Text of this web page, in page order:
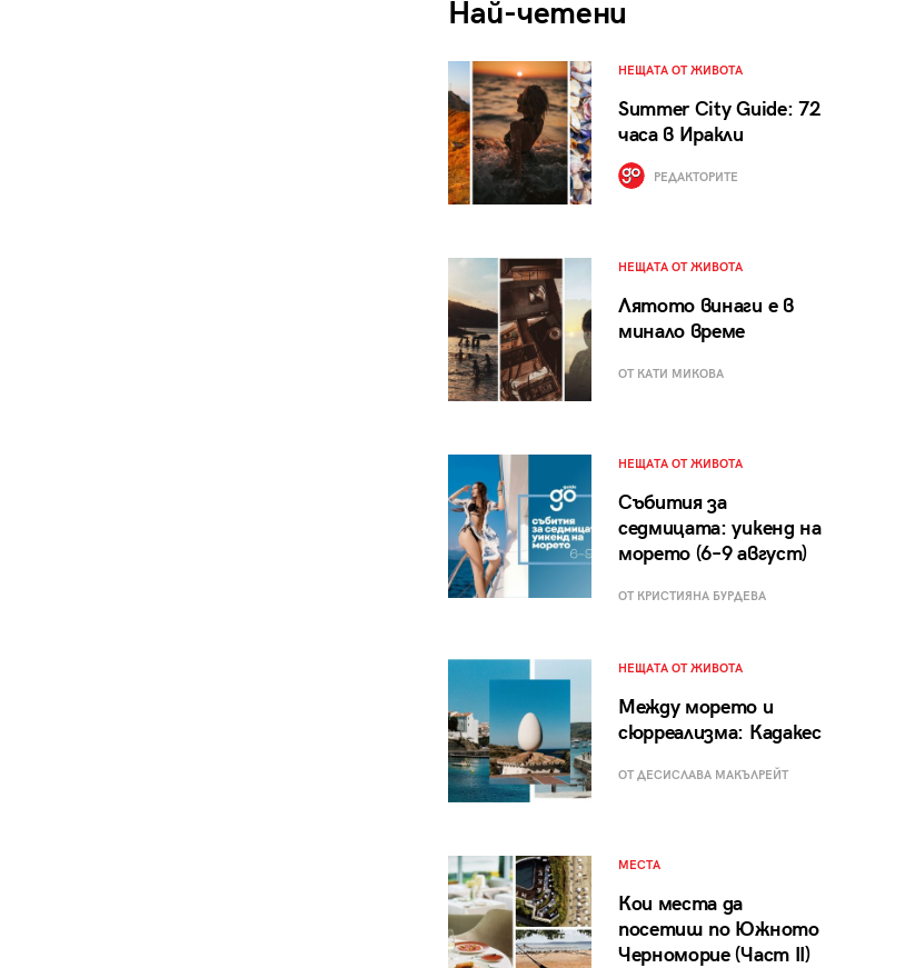
Най-четени
НЕЩАТА ОТ ЖИВОТА
Summer City Guide: 72
часа в Иракли
РЕДАКТОРИТЕ
НЕЩАТА ОТ ЖИВОТА
Лятото винаги е в
минало време
ОТ КАТИ МИКОВА
НЕЩАТА ОТ ЖИВОТА
Събития за
седмицата: уикенд на
морето (6–9 август)
ОТ КРИСТИЯНА БУРДЕВА
НЕЩАТА ОТ ЖИВОТА
Между морето и
сюрреализма: Кадакес
ОТ ДЕСИСЛАВА МАКЪЛРЕЙТ
МЕСТА
Кои места да
посетиш по Южното
Черноморие (Част II)